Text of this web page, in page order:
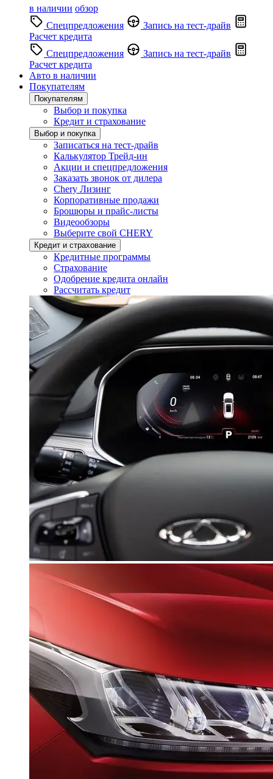
в наличии обзор
Спецпредложения
Запись на тест-драйв
Расчет кредита
Спецпредложения
Запись на тест-драйв
Расчет кредита
Авто в наличии
Покупателям
Покупателям
Выбор и покупка
Кредит и страхование
Выбор и покупка
Записаться на тест-драйв
Калькулятор Трейд-ин
Акции и спецпредложения
Заказать звонок от дилера
Chery Лизинг
Корпоративные продажи
Брошюры и прайс-листы
Видеообзоры
Выберите свой CHERY
Кредит и страхование
Кредитные программы
Страхование
Одобрение кредита онлайн
Рассчитать кредит